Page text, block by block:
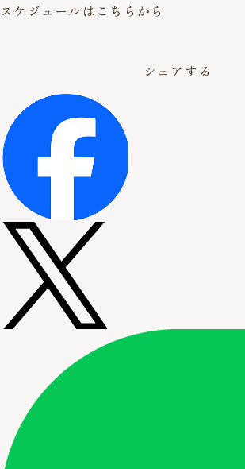
スケジュールはこちらから
シェアする